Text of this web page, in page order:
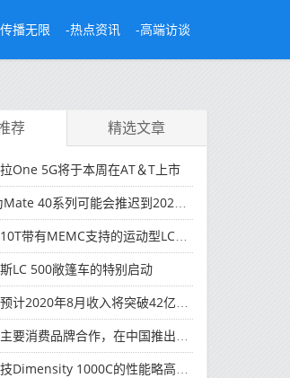
播无限 -热点资讯 -高端访谈
荐 精选文章
One 5G将于本周在AT＆T上市
40系列可能会推迟到2021年
带有MEMC支持的运动型LCD屏幕
LC 500敞篷车的特别启动
2020年8月收入将突破42亿美元，创历史新高
品牌合作，在中国推出采用HarmonyOS 2.0的智能家居产品
1000C的性能略高于Snapdragon 765G